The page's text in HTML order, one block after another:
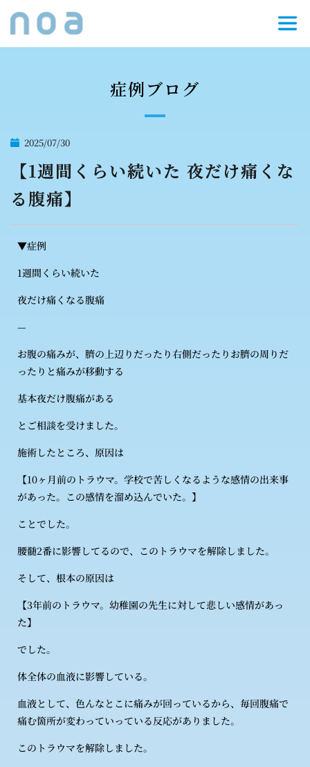
症例ブログ
2025/07/30
【1週間くらい続いた 夜だけ痛くな
る腹痛】
▼症例
1週間くらい続いた
夜だけ痛くなる腹痛
—
お腹の痛みが、臍の上辺りだったり右側だったりお臍の周りだ
ったりと痛みが移動する
基本夜だけ腹痛がある
とご相談を受けました。
施術したところ、原因は
【10ヶ月前のトラウマ。学校で苦しくなるような感情の出来事
があった。この感情を溜め込んでいた。】
ことでした。
腰髄2番に影響してるので、このトラウマを解除しました。
そして、根本の原因は
【3年前のトラウマ。幼稚園の先生に対して悲しい感情があっ
た】
でした。
体全体の血液に影響している。
血液として、色んなとこに痛みが回っているから、毎回腹痛で
痛む箇所が変わっていっている反応がありました。
このトラウマを解除しました。